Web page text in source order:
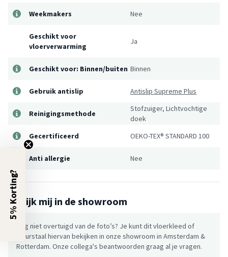
Weekmakers Nee
Geschikt voor
vloerverwarming
Ja
Geschikt voor: Binnen/buiten Binnen
Gebruik antislip Antislip Supreme Plus
Reinigingsmethode
Stofzuiger, Lichtvochtige
doek
Gecertificeerd
OEKO-TEX® STANDARD 100
Anti allergie Nee
Bekijk mij in de showroom
Nog niet overtuigd van de foto’s? Je kunt dit vloerkleed of
kleurstaal hiervan bekijken in onze showroom in Amsterdam &
Rotterdam. Onze collega's beantwoorden graag al je vragen.
5% Korting?